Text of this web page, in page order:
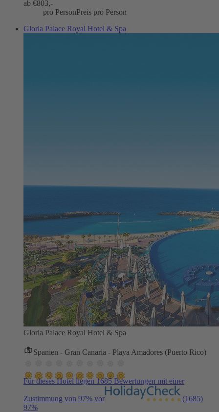
ab €803,-
pro PersonPreis pro Person
Gloria Palace Royal Hotel & Spa
Gloria Palace Royal Hotel & Spa
Spanien - Gran Canaria - Playa Amadores (Puerto Rico)
Für dieses Hotel liegen 1685 Bewertungen mit einer
Zustimmung von 97% vor
(1685)
97%